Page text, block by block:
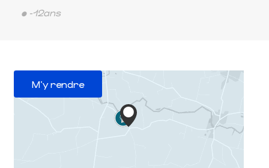
• -12ans
M'y rendre